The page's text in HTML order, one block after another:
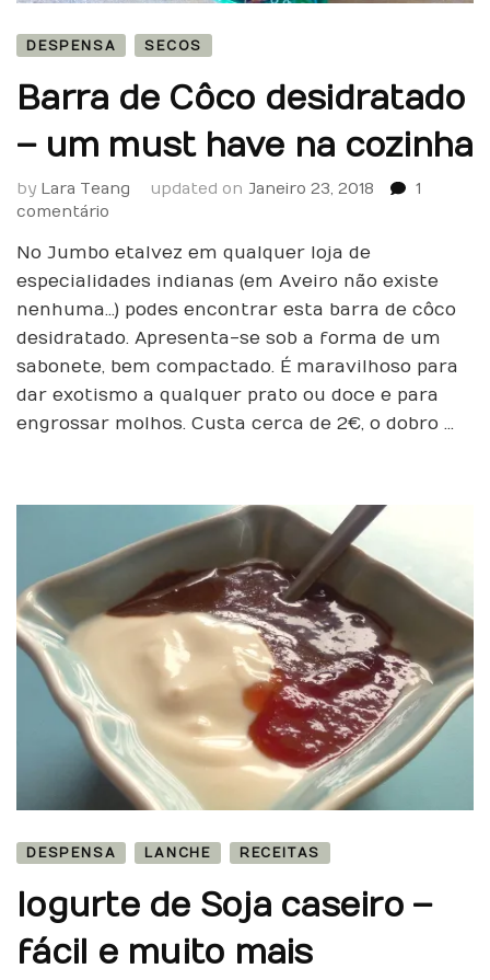
DESPENSA SECOS
Barra de Côco desidratado
– um must have na cozinha
by Lara Teang updated on Janeiro 23, 2018
1
comentário
de
Côco
desidratado
um
must
have
na
No Jumbo e talvez em qualquer loja de
especialidades indianas (em Aveiro não existe
nenhuma…) podes encontrar esta barra de côco
desidratado. Apresenta-se sob a forma de um
sabonete, bem compactado. É maravilhoso para
dar exotismo a qualquer prato ou doce e para
engrossar molhos. Custa cerca de 2€, o dobro …
DESPENSA LANCHE RECEITAS
Iogurte de Soja caseiro –
fácil e muito mais